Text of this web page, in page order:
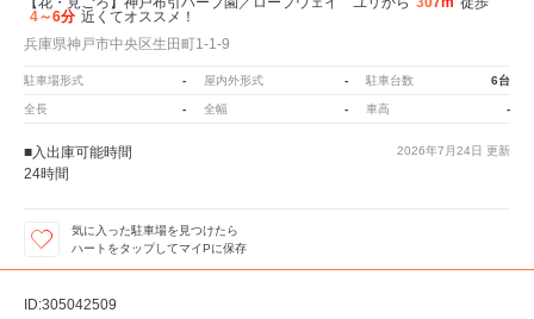
4～6分 近くてオススメ！
兵庫県神戸市中央区生田町1-1-9
駐車場形式 - 屋内外形式 - 駐車台数 6台
全長 - 全幅 - 車高 -
2026年7月24日 更新
■入出庫可能時間
24時間
気に入った駐車場を見つけたら
ハートをタップしてマイPに保存
ID:305042509